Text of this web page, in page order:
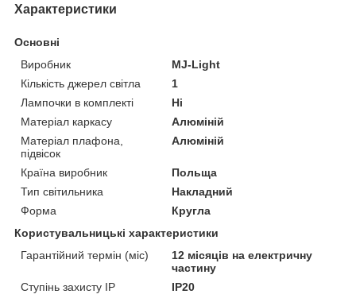
Характеристики
Основні
Виробник
MJ-Light
Кількість джерел світла
1
Лампочки в комплекті
Ні
Матеріал каркасу
Алюміній
Матеріал плафона,
підвісок
Алюміній
Країна виробник
Польща
Тип світильника
Накладний
Форма
Кругла
Користувальницькі характеристики
Гарантійний термін (міс)
12 місяців на електричну
частину
Ступінь захисту IP
IP20